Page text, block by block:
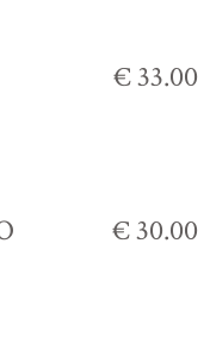
€ 33.00
€ 30.00